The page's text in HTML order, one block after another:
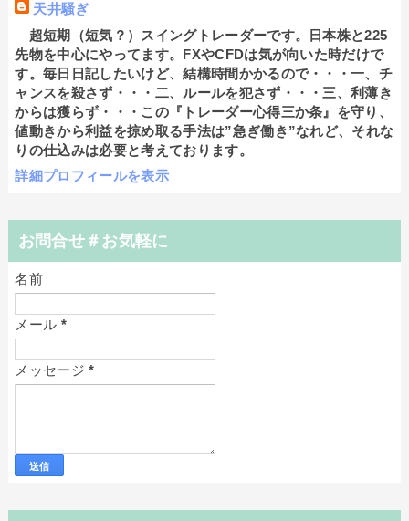
天井騒ぎ
超短期（短気？）スイングトレーダーです。日本株と225
先物を中心にやってます。FXやCFDは気が向いた時だけで
す。毎日日記したいけど、結構時間かかるので・・・一、チ
ャンスを殺さず・・・二、ルールを犯さず・・・三、利薄き
からは獲らず・・・この『トレーダー心得三か条』を守り、
値動きから利益を掠め取る手法は”急ぎ働き”なれど、それな
りの仕込みは必要と考えております。
詳細プロフィールを表示
お問合せ＃お気軽に
名前
メール *
メッセージ*